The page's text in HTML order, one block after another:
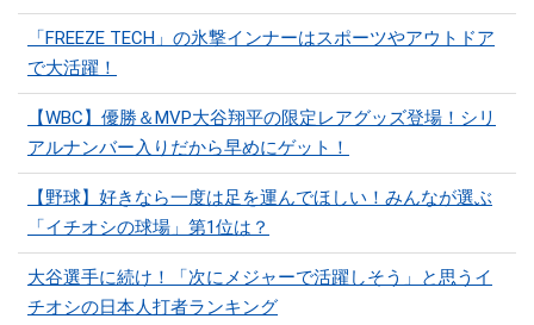
「FREEZE TECH」の氷撃インナーはスポーツやアウトドア
で大活躍！
【WBC】優勝＆MVP大谷翔平の限定レアグッズ登場！シリ
アルナンバー入りだから早めにゲット！
【野球】好きなら一度は足を運んでほしい！みんなが選ぶ
「イチオシの球場」第1位は？
大谷選手に続け！「次にメジャーで活躍しそう」と思うイ
チオシの日本人打者ランキング